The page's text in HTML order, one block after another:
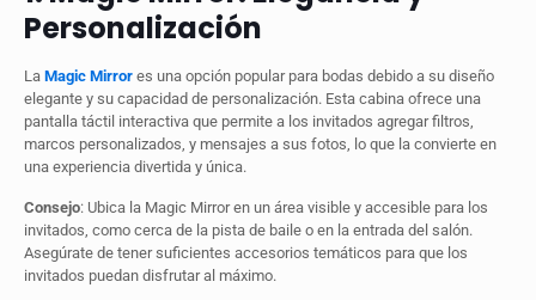
Personalización
La Magic Mirror es una opción popular para bodas debido a su diseño
elegante y su capacidad de personalización. Esta cabina ofrece una
pantalla táctil interactiva que permite a los invitados agregar filtros,
marcos personalizados, y mensajes a sus fotos, lo que la convierte en
una experiencia divertida y única.
Consejo: Ubica la Magic Mirror en un área visible y accesible para los
invitados, como cerca de la pista de baile o en la entrada del salón.
Asegúrate de tener suficientes accesorios temáticos para que los
invitados puedan disfrutar al máximo.